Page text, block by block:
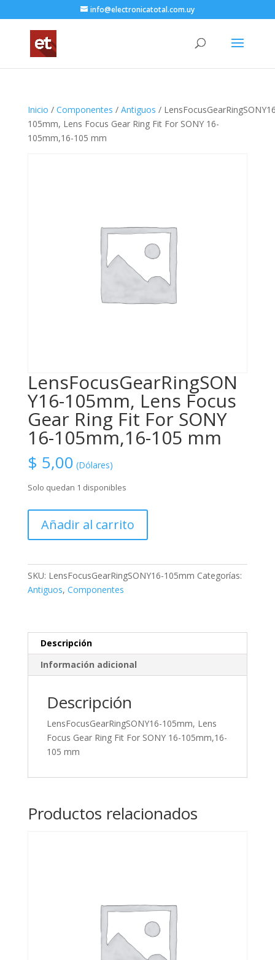
info@electronicatotal.com.uy
Inicio / Componentes / Antiguos /
105mm, Lens Focus Gear Ring Fit For SONY 16-
105mm,16-105 mm
LensFocusGearRingSON
Y16-105mm, Lens Focus
Gear Ring Fit For SONY
16-105mm,16-105 mm
$ 5,00 (Dólares)
Solo quedan 1 disponibles
105mm,
Gear
Ring
105mm,16-
105
cantidad
Añadir al carrito
SKU: LensFocusGearRingSONY16-105mm Categorías:
Antiguos, Componentes
Descripción
Información adicional
Descripción
LensFocusGearRingSONY16-105mm, Lens
Focus Gear Ring Fit For SONY 16-105mm,16-
105 mm
Productos relacionados